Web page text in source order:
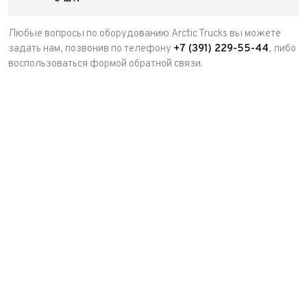
Любые вопросы по оборудованию Arctic Trucks вы можете
задать нам, позвонив по телефону +7 (391) 229-55-44, либо
воспользоваться формой обратной связи.